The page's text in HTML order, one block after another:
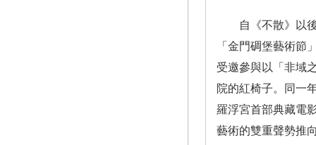
自《不散》以後
「金門碉堡藝術節
受邀參與以「非域
院的紅椅子。同一
羅浮宮首部典藏電
藝術的雙重聲勢推